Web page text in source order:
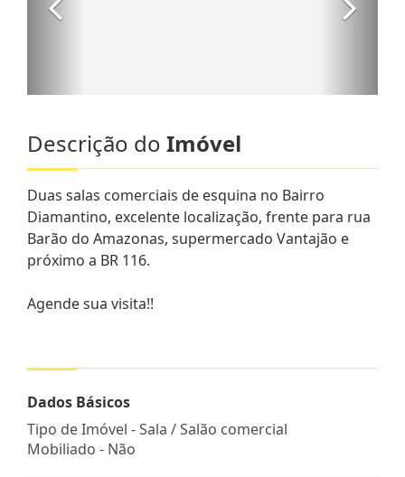
Descrição do Imóvel
Duas salas comerciais de esquina no Bairro
Diamantino, excelente localização, frente para rua
Barão do Amazonas, supermercado Vantajão e
próximo a BR 116.
Agende sua visita!!
Dados Básicos
Tipo de Imóvel - Sala / Salão comercial
Mobiliado - Não